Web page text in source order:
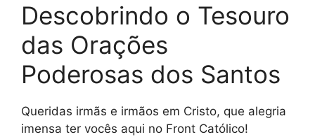
Descobrindo o Tesouro
das Orações
Poderosas dos Santos
Queridas irmãs e irmãos em Cristo, que alegria
imensa ter vocês aqui no Front Católico!